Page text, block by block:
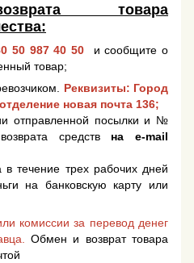
товара
50 987 40 50
и сообщите о
товар;
Реквизиты: Город
новая почта 136;
отправленной посылки и №
средств на e-mail
в течение трех рабочих дней
на банковскую карту или
комиссии за перевод денег
Обмен и возврат товара